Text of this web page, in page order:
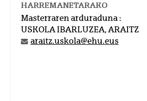
HARREMANETARAKO
Masterraren arduraduna :
USKOLA IBARLUZEA, ARAITZ
araitz.uskola@ehu.eus